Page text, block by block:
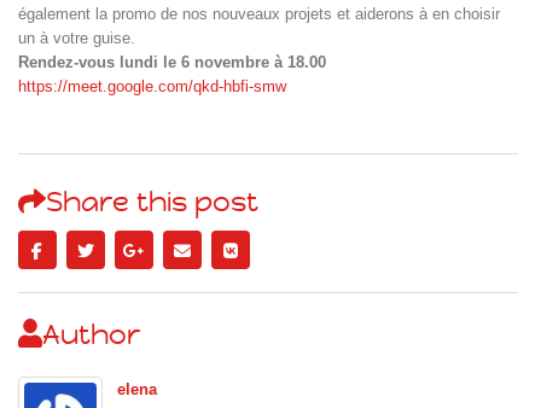
également la promo de nos nouveaux projets et aiderons à en choisir
un à votre guise.
Rendez-vous lundi le 6 novembre à 18.00
https://meet.google.com/qkd-hbfi-smw
Share this post
Author
elena